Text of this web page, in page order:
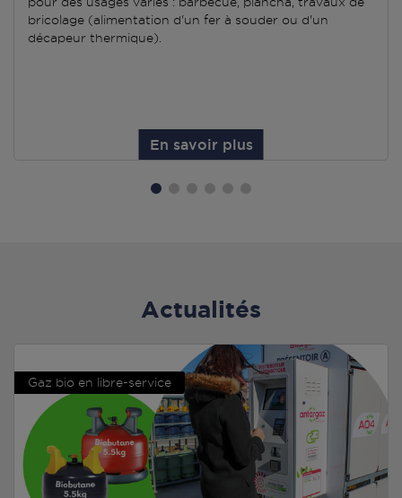
bricolage (alimentation d'un fer à souder ou d'un
décapeur thermique).
En savoir plus
Actualités
Gaz bio en libre-service